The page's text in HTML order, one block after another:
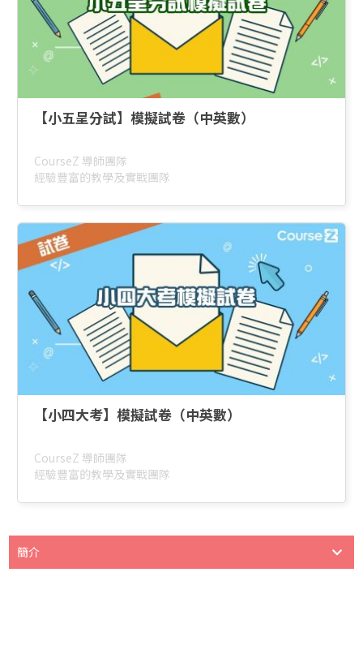
【小五呈分試】模擬試卷（中英數）
CourseZ 導師團隊
經驗豐富的教學及實戰團隊
【小四大考】模擬試卷（中英數）
CourseZ 導師團隊
經驗豐富的教學及實戰團隊
簡介